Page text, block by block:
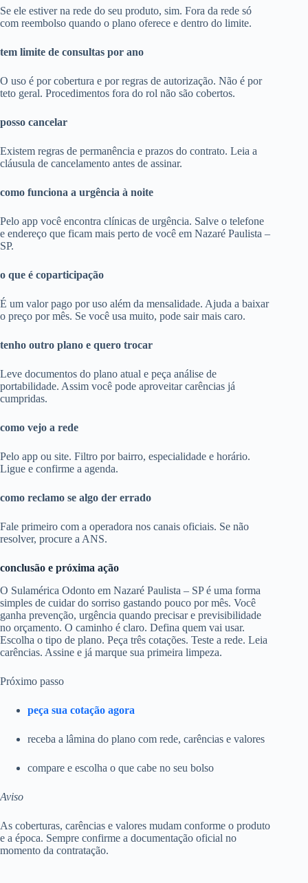
Se ele estiver na rede do seu produto, sim. Fora da rede só
com reembolso quando o plano oferece e dentro do limite.
tem limite de consultas por ano
O uso é por cobertura e por regras de autorização. Não é por
teto geral. Procedimentos fora do rol não são cobertos.
posso cancelar
Existem regras de permanência e prazos do contrato. Leia a
cláusula de cancelamento antes de assinar.
como funciona a urgência à noite
Pelo app você encontra clínicas de urgência. Salve o telefone
e endereço que ficam mais perto de você em Nazaré Paulista –
SP.
o que é coparticipação
É um valor pago por uso além da mensalidade. Ajuda a baixar
o preço por mês. Se você usa muito, pode sair mais caro.
tenho outro plano e quero trocar
Leve documentos do plano atual e peça análise de
portabilidade. Assim você pode aproveitar carências já
cumpridas.
como vejo a rede
Pelo app ou site. Filtro por bairro, especialidade e horário.
Ligue e confirme a agenda.
como reclamo se algo der errado
Fale primeiro com a operadora nos canais oficiais. Se não
resolver, procure a ANS.
conclusão e próxima ação
O Sulamérica Odonto em Nazaré Paulista – SP é uma forma
simples de cuidar do sorriso gastando pouco por mês. Você
ganha prevenção, urgência quando precisar e previsibilidade
no orçamento. O caminho é claro. Defina quem vai usar.
Escolha o tipo de plano. Peça três cotações. Teste a rede. Leia
carências. Assine e já marque sua primeira limpeza.
Próximo passo
peça sua cotação agora
receba a lâmina do plano com rede, carências e valores
compare e escolha o que cabe no seu bolso
Aviso
As coberturas, carências e valores mudam conforme o produto
e a época. Sempre confirme a documentação oficial no
momento da contratação.